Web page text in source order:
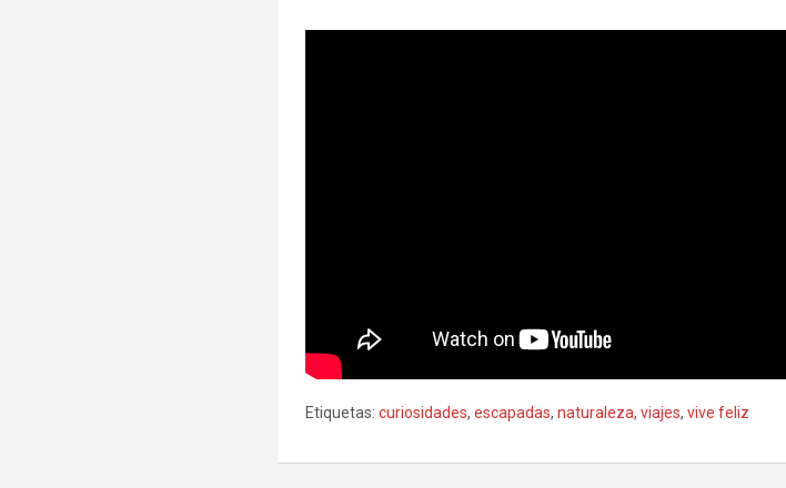
Etiquetas: curiosidades,escapadas,naturaleza,viajes,vive feliz